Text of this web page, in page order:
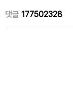
댓글 177502328